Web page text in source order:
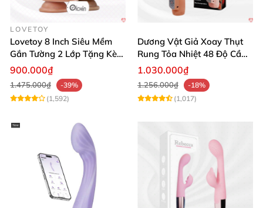
LOVETOY
Lovetoy 8 Inch Siêu Mềm
Gắn Tường 2 Lớp Tặng Kèm
Dầu Massage
900.000₫
1.475.000₫
-39%
(1,592)
Dương Vật Giả Xoay Thụt
Rung Tỏa Nhiệt 48 Độ Cầm
Tay Hot Bunny
1.030.000₫
1.256.000₫
-18%
(1,017)